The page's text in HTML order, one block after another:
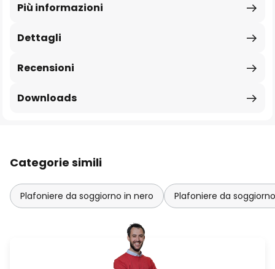
Dettagli
Più informazioni
Recensioni
Downloads
Categorie simili
Plafoniere da soggiorno in nero Plafoniere da